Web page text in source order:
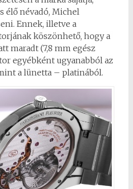
élő névadó, Michel
Ennek, illetve a
köszönhető, hogy a
maradt (7,8 mm egész
egyébként ugyanabból az
a lünetta – platinából.